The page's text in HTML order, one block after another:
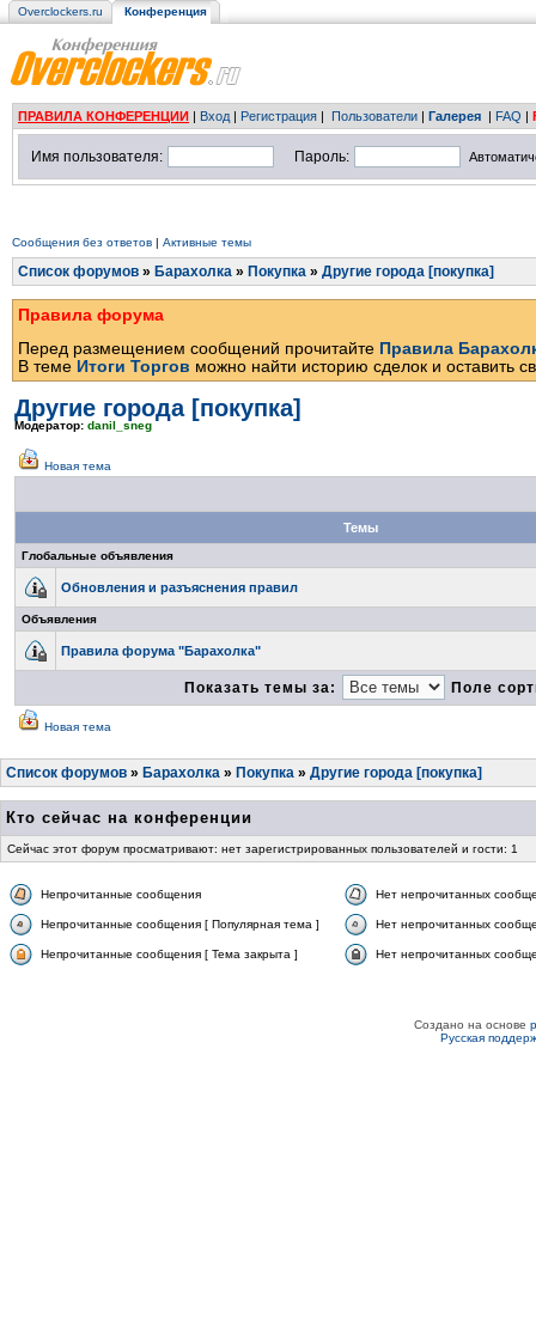
Overclockers.ru Конференция
ПРАВИЛА КОНФЕРЕНЦИИ | Вход | Регистрация | Пользователи | Галерея | FAQ |
Имя пользователя: Пароль:
Сообщения без ответов | Активные темы
Список форумов » Барахолка » Покупка » Другие города [покупка]
Правила форума
Перед размещением сообщений прочитайте Правила
В теме Итоги Торгов можно найти историю сделок и оставить
Другие города [покупка]
Модератор: danil_sneg
Новая тема
Темы
Глобальные объявления
Обновления и разъяснения правил
Объявления
Правила форума "Барахолка"
Показать темы за: Поле
Новая тема
Список форумов » Барахолка » Покупка » Другие города [покупка]
Кто сейчас на конференции
Сейчас этот форум просматривают: нет зарегистрированных пользователей и гости: 1
Непрочитанные сообщения Нет непрочитанных
Непрочитанные сообщения [ Популярная тема ] Нет непрочитанных
Непрочитанные сообщения [ Тема закрыта ] Нет непрочитанных
Создано на основе
Русская